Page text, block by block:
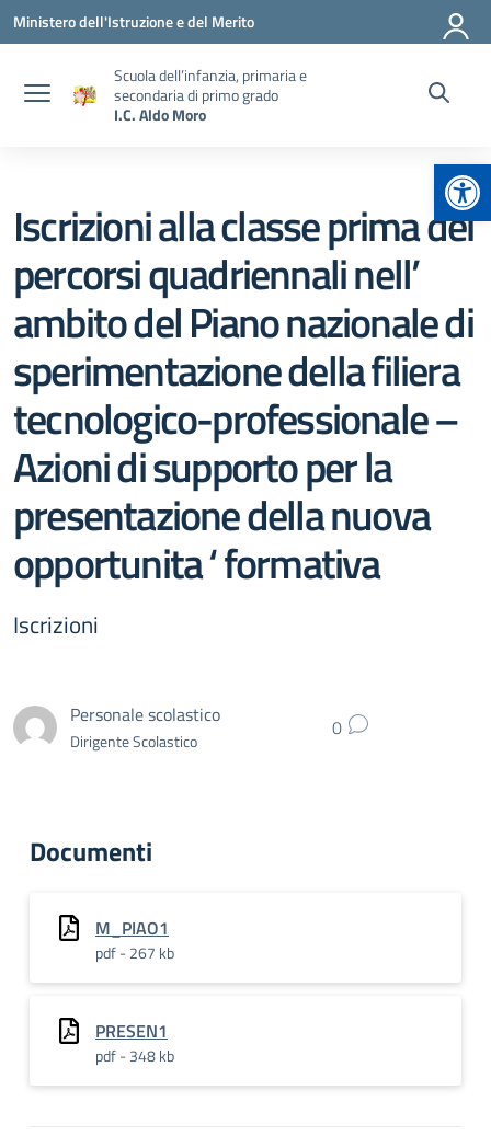
Vai ai contenuti
Vai al menu di navigazione
Vai al footer
Ministero dell'Istruzione e del Merito
Scuola dell’infanzia, primaria e
secondaria di primo grado
I.C. Aldo Moro
Iscrizioni alla classe prima dei
percorsi quadriennali nell’
ambito del Piano nazionale di
sperimentazione della filiera
tecnologico-professionale –
Azioni di supporto per la
presentazione della nuova
opportunita ‘ formativa
Iscrizioni
Personale scolastico
Dirigente Scolastico 0
Documenti
M_PIAO1
pdf - 267 kb
PRESEN1
pdf - 348 kb